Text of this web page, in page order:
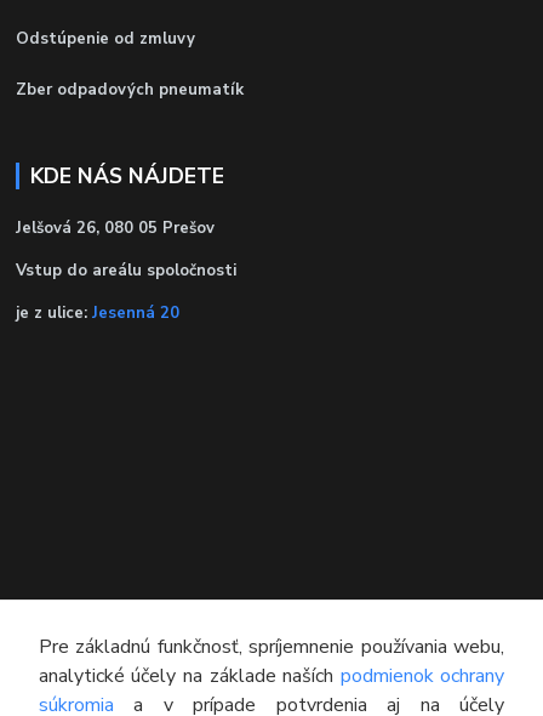
Odstúpenie od zmluvy
Zber odpadových pneumatík
KDE NÁS NÁJDETE
Jelšová 26, 080 05 Prešov
Vstup do areálu spoločnosti
je z ulice: Jesenná 20
KONTAKT
Technický poradca
Pre základnú funkčnosť, spríjemnenie používania webu,
analytické účely na základe naších podmienok ochrany
súkromia a v prípade potvrdenia aj na účely